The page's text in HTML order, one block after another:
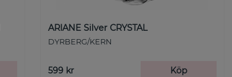
ARIANE Silver CRYSTAL
DYRBERG/KERN
599 kr Köp